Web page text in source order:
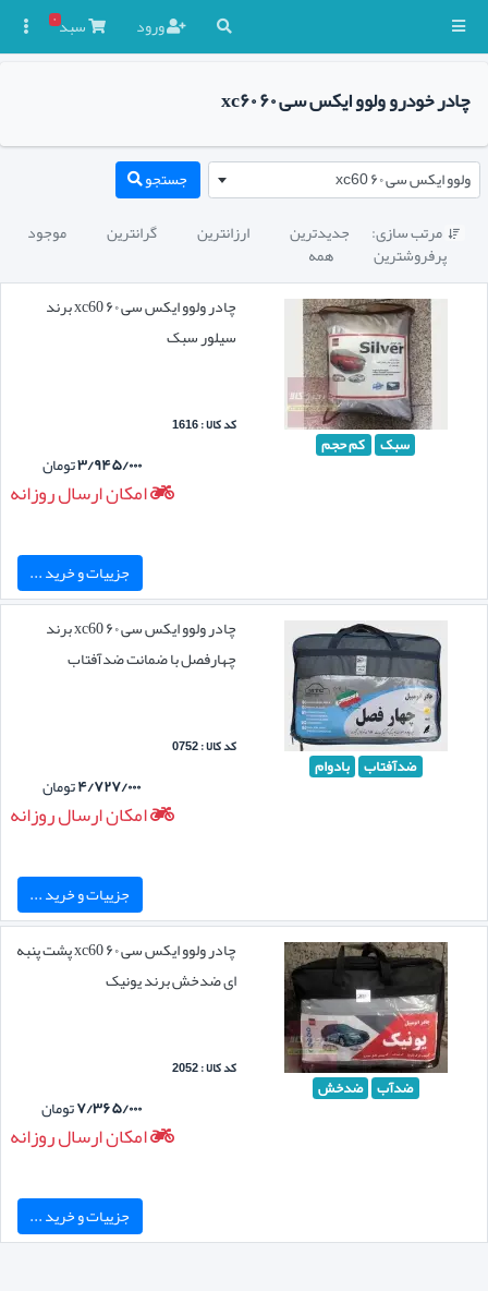
ورود سبد۰
چادر خودرو ولوو ایکس سی ۶۰ xc۶۰
ولوو ایکس سی ۶۰ xc60 جستجو
 مرتب سازی: جدیدترین ارزانترین گرانترین موجود
پرفروشترین همه
سبک کم حجم
چادر ولوو ایکس سی ۶۰ xc60 برند
سیلور سبک
کد کالا : 1616
۳/۹۴۵/۰۰۰تومان
امکان ارسال روزانه
جزییات و خرید ...
ضدآفتاب بادوام
چادر ولوو ایکس سی ۶۰ xc60 برند
چهارفصل با ضمانت ضدآفتاب
کد کالا : 0752
۴/۷۲۷/۰۰۰تومان
امکان ارسال روزانه
جزییات و خرید ...
ضدآب ضدخش
چادر ولوو ایکس سی ۶۰ xc60 پشت پنبه
ای ضدخش برند یونیک
کد کالا : 2052
۷/۳۶۵/۰۰۰تومان
امکان ارسال روزانه
جزییات و خرید ...